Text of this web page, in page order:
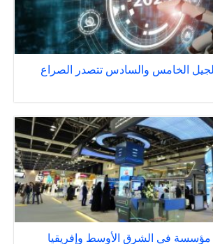
الخامس والسادس تتصدر الصراع
مؤسسة في الشرق الأوسط وإفريقيا